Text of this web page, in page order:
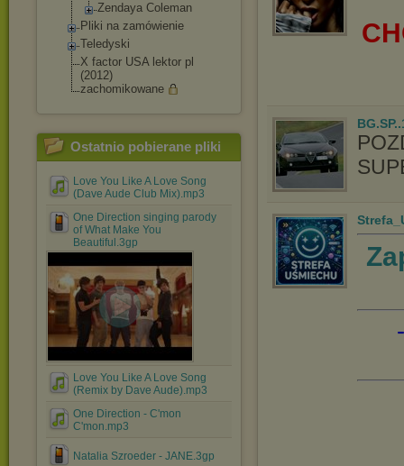
Zendaya Coleman
Pliki na zamówienie
Teledyski
X factor USA lektor pl
(2012)
zachomikowane
Ostatnio pobierane pliki
Love You Like A Love Song
(Dave Aude Club Mix).mp3
One Direction singing parody
of What Make You
Beautiful.3gp
Love You Like A Love Song
(Remix by Dave Aude).mp3
One Direction - C'mon
C'mon.mp3
Natalia Szroeder - JANE.3gp